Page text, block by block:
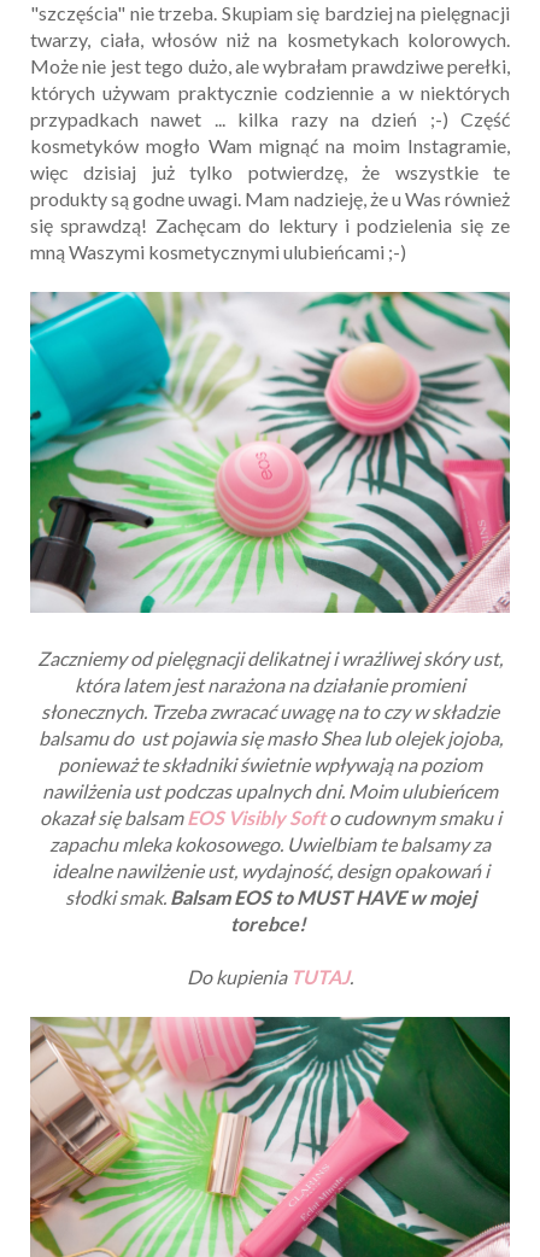
"szczęścia" nie trzeba. Skupiam się bardziej na pielęgnacji
twarzy, ciała, włosów niż na kosmetykach kolorowych.
Może nie jest tego dużo, ale wybrałam prawdziwe perełki,
których używam praktycznie codziennie a w niektórych
przypadkach nawet ... kilka razy na dzień ;-) Część
kosmetyków mogło Wam mignąć na moim Instagramie,
więc dzisiaj już tylko potwierdzę, że wszystkie te
produkty są godne uwagi. Mam nadzieję, że u Was również
się sprawdzą! Zachęcam do lektury i podzielenia się ze
mną Waszymi kosmetycznymi ulubieńcami ;-)
Zaczniemy od pielęgnacji delikatnej i wrażliwej skóry ust,
która latem jest narażona na działanie promieni
słonecznych. Trzeba zwracać uwagę na to czy w składzie
balsamu do ust pojawia się masło Shea lub olejek jojoba,
ponieważ te składniki świetnie wpływają na poziom
nawilżenia ust podczas upalnych dni. Moim ulubieńcem
okazał się balsam EOS Visibly Soft o cudownym smaku i
zapachu mleka kokosowego. Uwielbiam te balsamy za
idealne nawilżenie ust, wydajność, design opakowań i
słodki smak. Balsam EOS to MUST HAVE w mojej
torebce!
Do kupienia TUTAJ.